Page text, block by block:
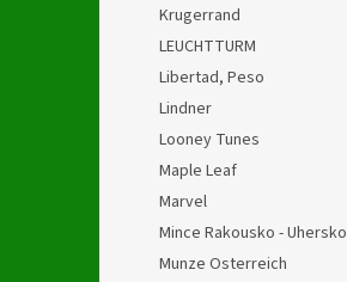
Krugerrand
LEUCHTTURM
Libertad, Peso
Lindner
Looney Tunes
Maple Leaf
Marvel
Mince Rakousko - Uhersko
Munze Osterreich